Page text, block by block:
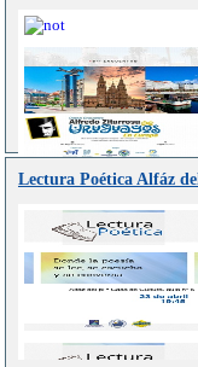
Lectura Poética Alfáz